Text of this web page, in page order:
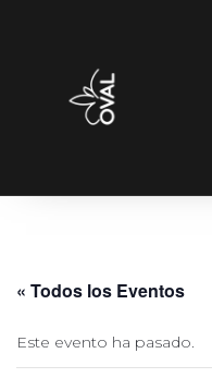
« Todos los Eventos
Este evento ha pasado.